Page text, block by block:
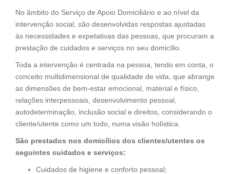
No âmbito do Serviço de Apoio Domiciliário e ao nível da
intervenção social, são desenvolvidas respostas ajustadas
às necessidades e expetativas das pessoas, que procuram a
prestação de cuidados e serviços no seu domicílio.
Toda a intervenção é centrada na pessoa, tendo em conta, o
conceito multidimensional de qualidade de vida, que abrange
as dimensões de bem-estar emocional, material e físico,
relações interpessoais, desenvolvimento pessoal,
autodeterminação, inclusão social e direitos, considerando o
cliente/utente como um todo, numa visão holística.
São prestados nos domicílios dos clientes/utentes os
seguintes cuidados e serviços:
Cuidados de higiene e conforto pessoal;